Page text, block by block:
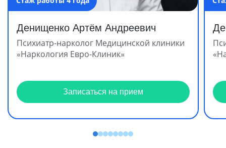
Денищенко Артём Андреевич
Психиатр-нарколог Медицинской клиники
«Наркология Евро-Клиник»
Записаться на прием